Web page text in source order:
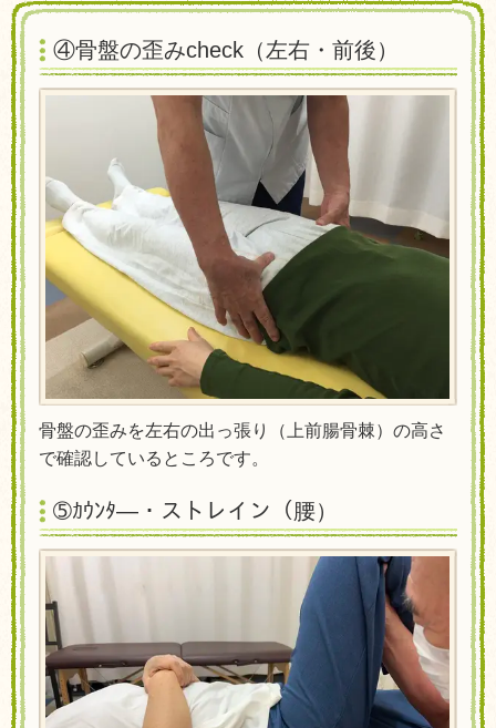
④骨盤の歪みcheck （左右・前後）
骨盤の歪みを左右の出っ張り（上前腸骨棘）の高さ
で確認しているところです。
➄ｶｳﾝﾀ― ・ ストレイン（腰）